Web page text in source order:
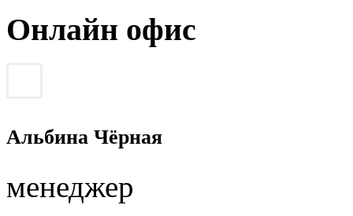
Онлайн офис
Альбина Чёрная
менеджер